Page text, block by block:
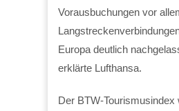
Vorausbuchungen vor
Europa deutlich
erklärte Lufthansa.
Der BTW-Tourismusindex